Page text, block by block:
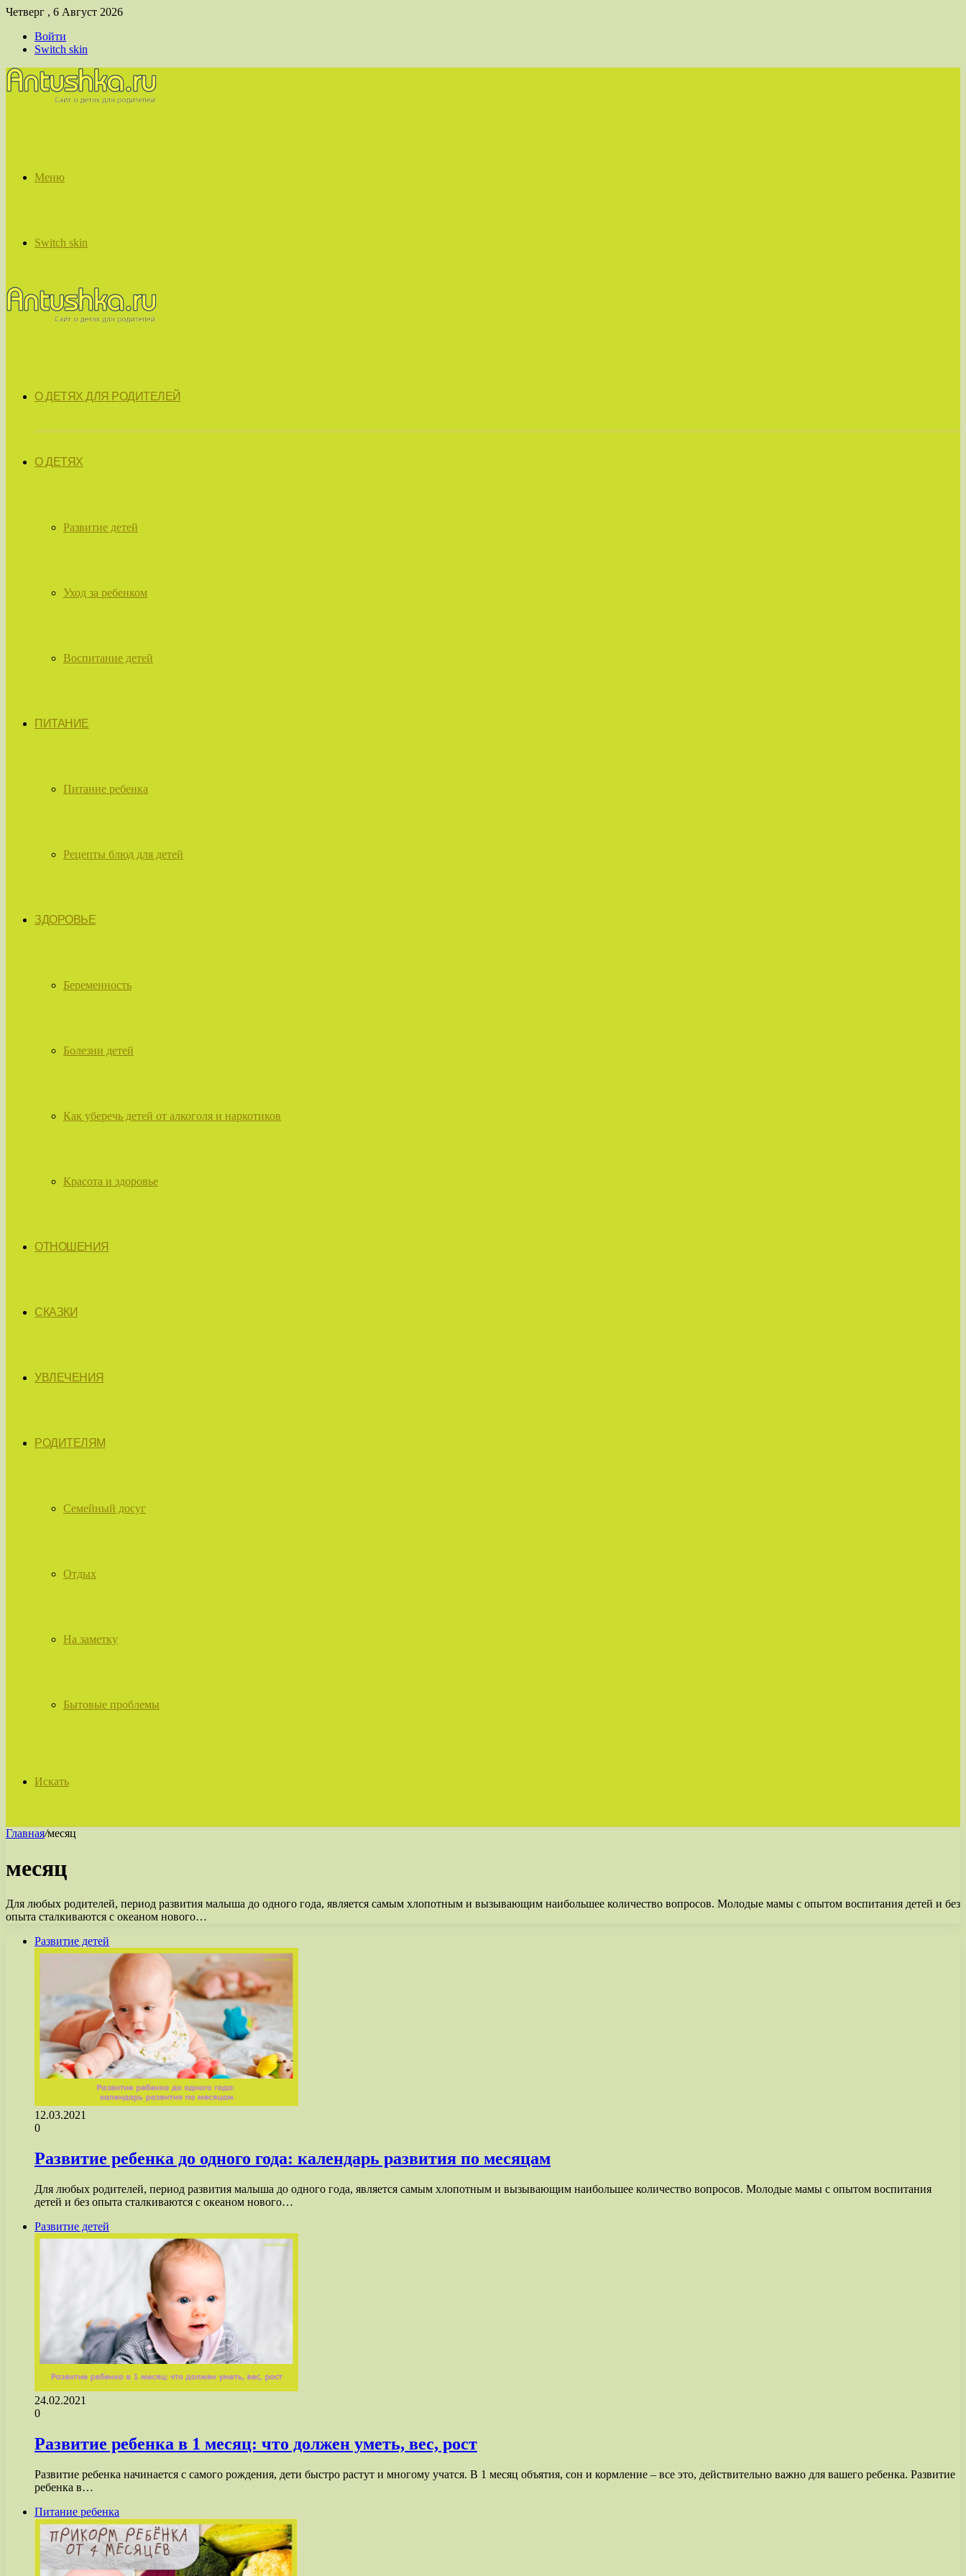
Четверг , 6 Август 2026
Войти
Switch skin
Меню
Switch skin
О ДЕТЯХ ДЛЯ РОДИТЕЛЕЙ
О ДЕТЯХ
Развитие детей
Уход за ребенком
Воспитание детей
ПИТАНИЕ
Питание ребенка
Рецепты блюд для детей
ЗДОРОВЬЕ
Беременность
Болезни детей
Как уберечь детей от алкоголя и наркотиков
Красота и здоровье
ОТНОШЕНИЯ
СКАЗКИ
УВЛЕЧЕНИЯ
РОДИТЕЛЯМ
Семейный досуг
Отдых
На заметку
Бытовые проблемы
Искать
Главная/месяц
месяц
Для любых родителей, период развития малыша до одного года, является самым хлопотным и вызывающим наибольшее количество вопросов. Молодые мамы с опытом воспитания детей и без
опыта сталкиваются с океаном нового…
Развитие детей
12.03.2021
0
Развитие ребенка до одного года: календарь развития по месяцам
Для любых родителей, период развития малыша до одного года, является самым хлопотным и вызывающим наибольшее количество вопросов. Молодые мамы с опытом воспитания
детей и без опыта сталкиваются с океаном нового…
Развитие детей
24.02.2021
0
Развитие ребенка в 1 месяц: что должен уметь, вес, рост
Развитие ребенка начинается с самого рождения, дети быстро растут и многому учатся. В 1 месяц объятия, сон и кормление – все это, действительно важно для вашего ребенка. Развитие
ребенка в…
Питание ребенка